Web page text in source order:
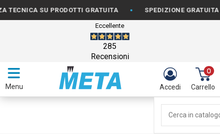
SU PRODOTTI GRATUITA • SPEDIZIONE GRATUITA PER
Eccellente
285
Recensioni
Menu Accedi
0
Carrello